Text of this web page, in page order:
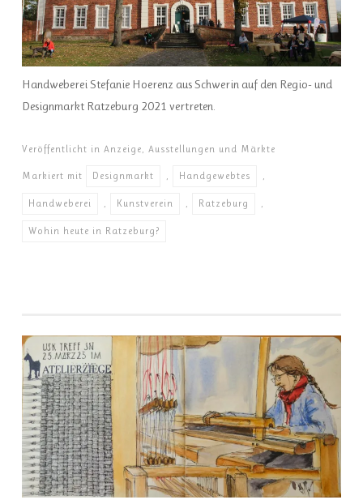
Handweberei Stefanie Hoerenz aus Schwerin auf den Regio- und
Designmarkt Ratzeburg 2021 vertreten.
Veröffentlicht in Anzeige Ausstellungen und Märkte
Markiert mit Designmarkt Handgewebtes
Handweberei Kunstverein Ratzeburg
Wohin heute in Ratzeburg?